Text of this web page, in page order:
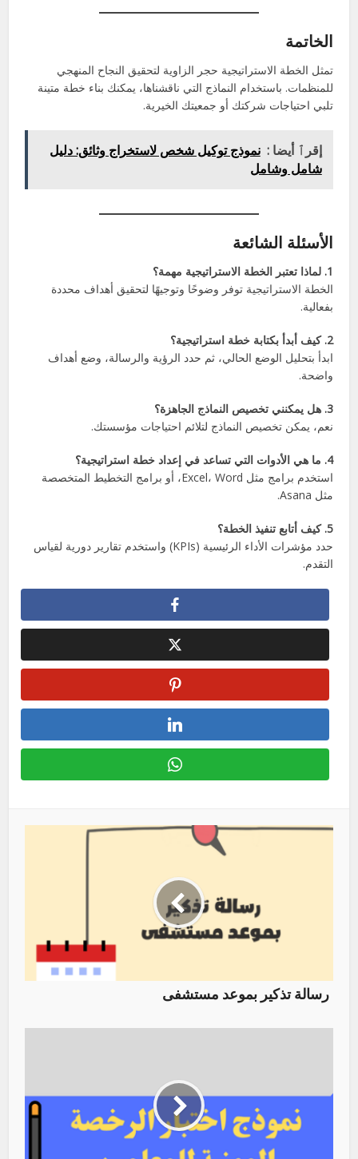
الخاتمة
تمثل الخطة الاستراتيجية حجر الزاوية لتحقيق النجاح المنهجي
للمنظمات. باستخدام النماذج التي ناقشناها، يمكنك بناء خطة متينة
تلبي احتياجات شركتك أو جمعيتك الخيرية.
إقرٱ أيضا : نموذج توكيل شخص لاستخراج وثائق: دليل
شامل وشامل
الأسئلة الشائعة
1. لماذا تعتبر الخطة الاستراتيجية مهمة؟
الخطة الاستراتيجية توفر وضوحًا وتوجيهًا لتحقيق أهداف محددة
بفعالية.
2. كيف أبدأ بكتابة خطة استراتيجية؟
ابدأ بتحليل الوضع الحالي، ثم حدد الرؤية والرسالة، وضع أهداف
واضحة.
3. هل يمكنني تخصيص النماذج الجاهزة؟
نعم، يمكن تخصيص النماذج لتلائم احتياجات مؤسستك.
4. ما هي الأدوات التي تساعد في إعداد خطة استراتيجية؟
استخدم برامج مثل Excel، Word، أو برامج التخطيط المتخصصة
مثل Asana.
5. كيف أتابع تنفيذ الخطة؟
حدد مؤشرات الأداء الرئيسية (KPIs) واستخدم تقارير دورية لقياس
التقدم.
رسالة تذكير بموعد مستشفى